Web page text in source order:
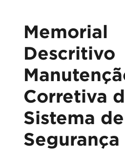
Memorial
Descritivo
Corretiva
Sistema de
Segurança